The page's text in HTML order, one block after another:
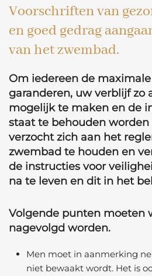
Voorschriften van
en goed gedrag
van het zwembad.
Om iedereen de
garanderen, uw verblijf zo
mogelijk te maken en de
staat te behouden worden
verzocht zich aan het
zwembad te houden en
de instructies voor
na te leven en dit in het
Volgende punten moeten
nagevolgd worden.
Men moet in aanmerking
niet bewaakt wordt. Het is